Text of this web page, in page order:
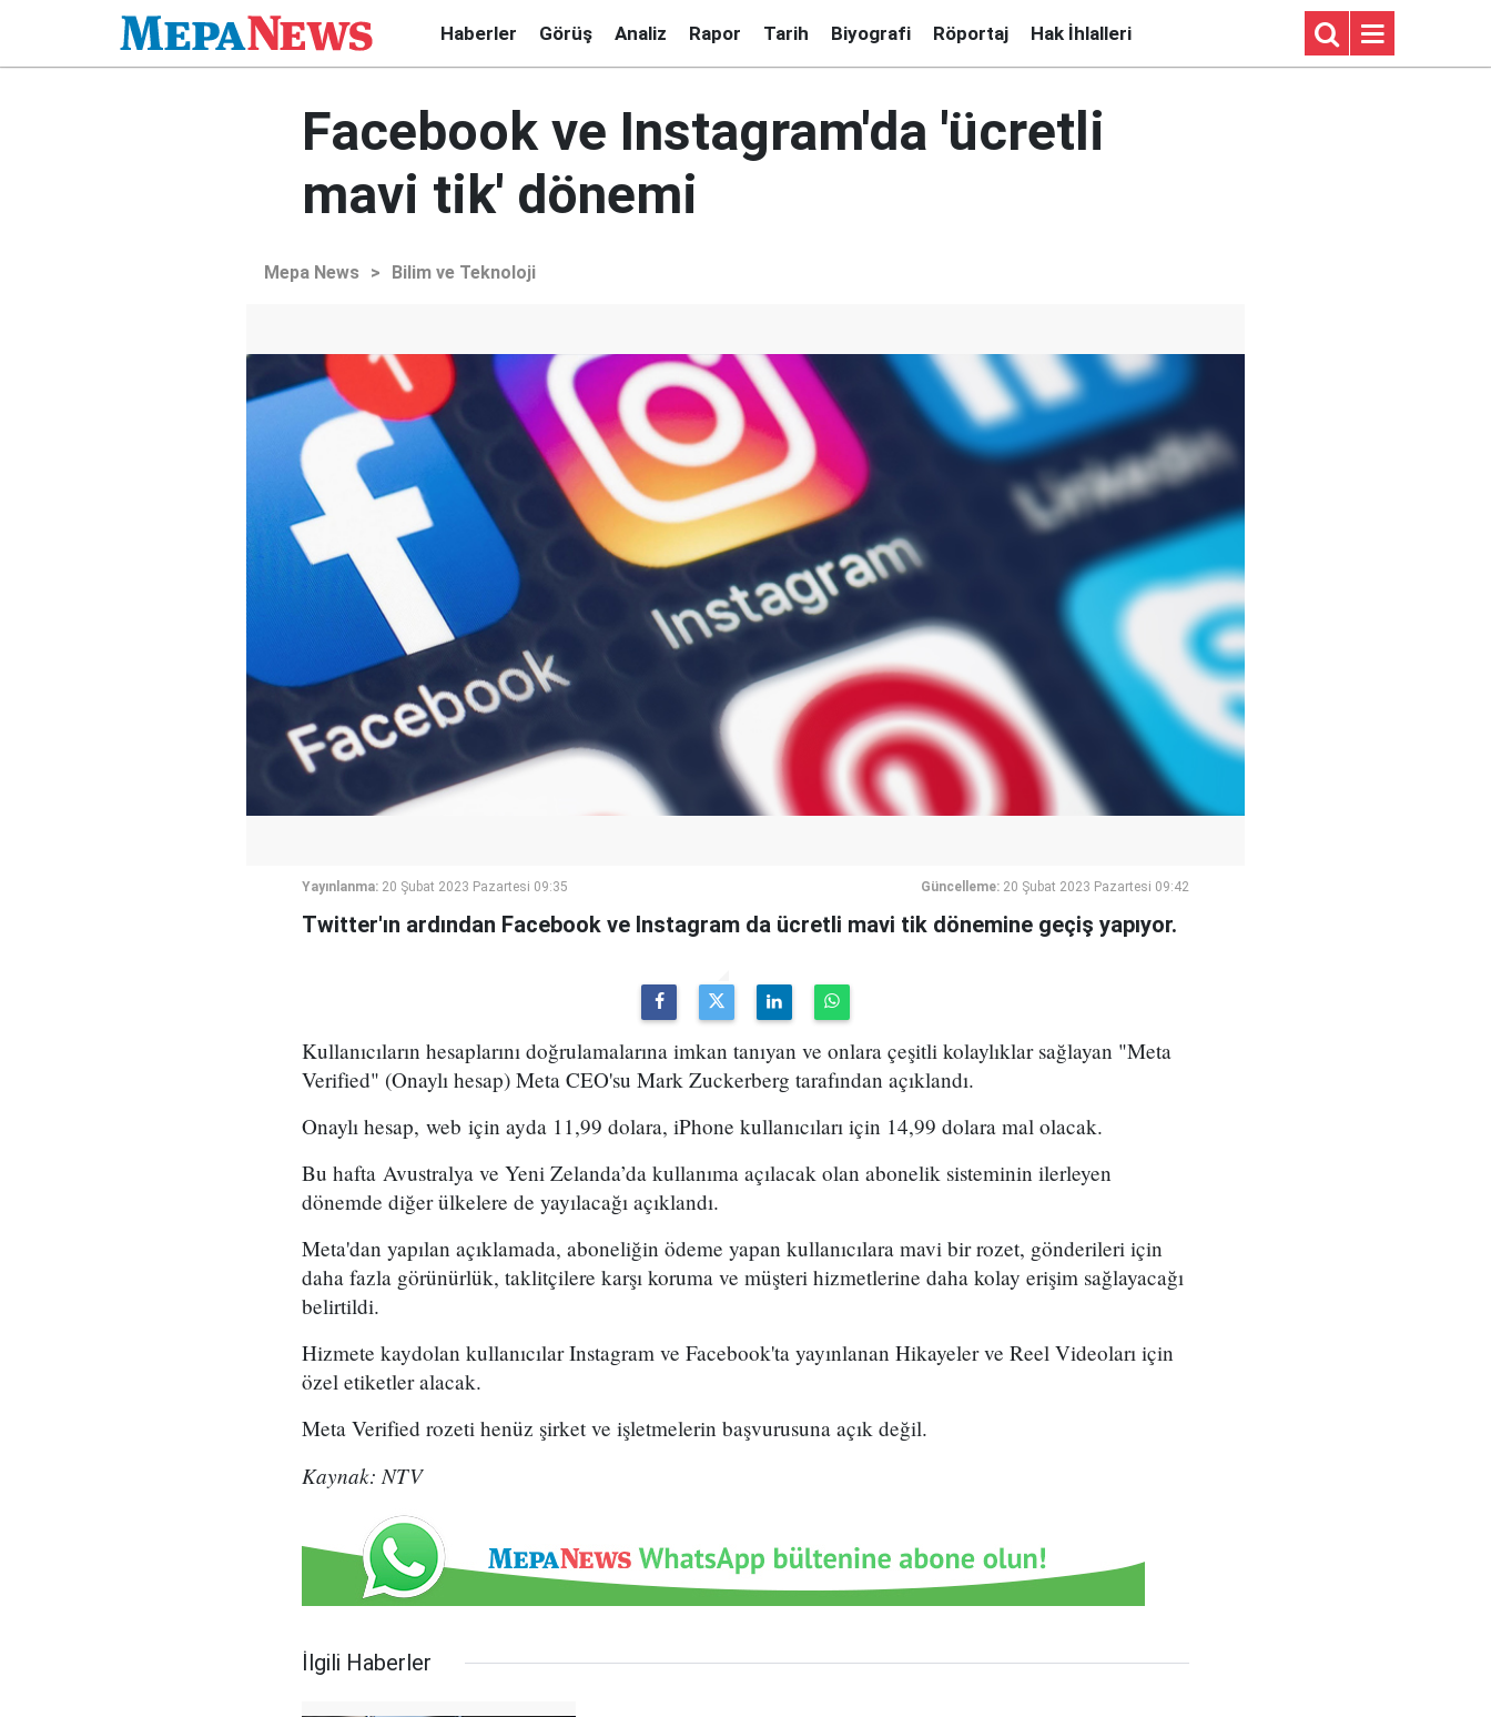
Haberler Görüş Analiz Rapor Tarih Biyografi Röportaj Hak İhlalleri
Facebook ve Instagram'da 'ücretli
mavi tik' dönemi
Mepa News > Bilim ve Teknoloji
Yayınlanma: 20 Şubat 2023 Pazartesi 09:35 Güncelleme: 20 Şubat 2023 Pazartesi 09:42
Twitter'ın ardından Facebook ve Instagram da ücretli mavi tik dönemine geçiş yapıyor.
Kullanıcıların hesaplarını doğrulamalarına imkan tanıyan ve onlara çeşitli kolaylıklar sağlayan "Meta
Verified" (Onaylı hesap) Meta CEO'su Mark Zuckerberg tarafından açıklandı.
Onaylı hesap, web için ayda 11,99 dolara, iPhone kullanıcıları için 14,99 dolara mal olacak.
Bu hafta Avustralya ve Yeni Zelanda’da kullanıma açılacak olan abonelik sisteminin ilerleyen
dönemde diğer ülkelere de yayılacağı açıklandı.
Meta'dan yapılan açıklamada, aboneliğin ödeme yapan kullanıcılara mavi bir rozet, gönderileri için
daha fazla görünürlük, taklitçilere karşı koruma ve müşteri hizmetlerine daha kolay erişim sağlayacağı
belirtildi.
Hizmete kaydolan kullanıcılar Instagram ve Facebook'ta yayınlanan Hikayeler ve Reel Videoları için
özel etiketler alacak.
Meta Verified rozeti henüz şirket ve işletmelerin başvurusuna açık değil.
Kaynak: NTV
İlgili Haberler